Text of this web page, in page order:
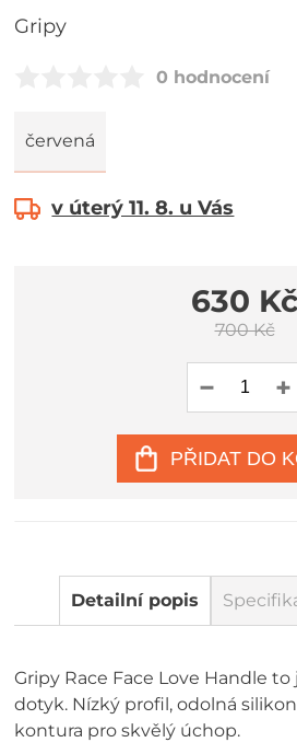
gripy
0 hodnocení
červená
v úterý 11. 8. u Vás
630 Kč
700 Kč
PŘIDAT DO
Detailní popis
Gripy Race Face Love Handle
dotyk. Nízký profil, odolná
kontura pro skvělý úchop.